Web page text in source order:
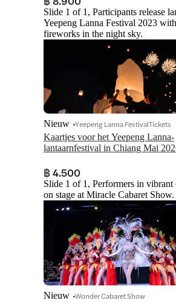
Slide 1 of 1, Participants release
Yeepeng Lanna Festival 2023 with
fireworks in the night sky.
Kaartjes voor het Yeepeng Lanna-
lantaarnfestival in Chiang Mai
Nieuw Yeepeng Lanna FestivalTickets
฿ 4.500
Slide 1 of 1, Performers in vibrant
on stage at Miracle Cabaret Show.
Nieuw Wonder Cabaret Show